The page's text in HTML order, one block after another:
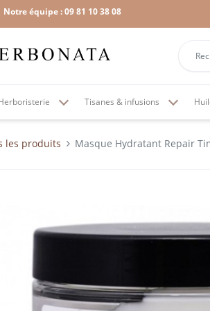
Notre équipe : 09 81 10 38 08
Tisanes & infusions
les produits Masque Hydratant Repair